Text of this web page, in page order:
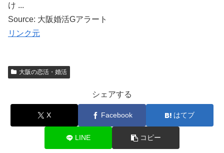
け ...
Source: 大阪婚活Gアラート
リンク元
大阪の恋活・婚活
シェアする
X Facebook はてブ
LINE コピー